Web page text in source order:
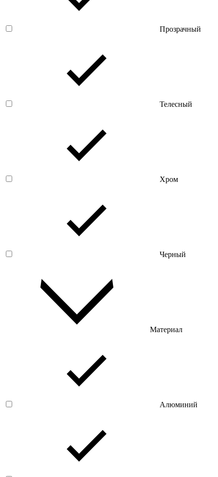
Прозрачный
Телесный
Хром
Черный
Материал
Алюминий